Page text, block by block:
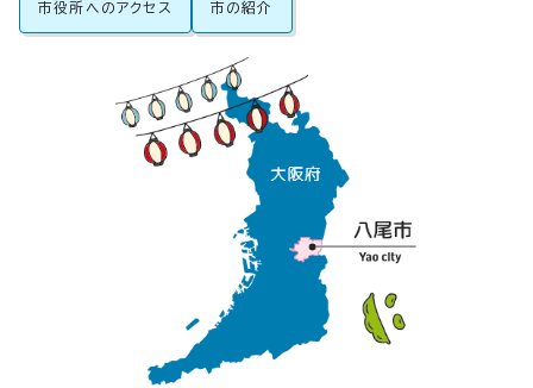
市役所へのアクセス 市の紹介